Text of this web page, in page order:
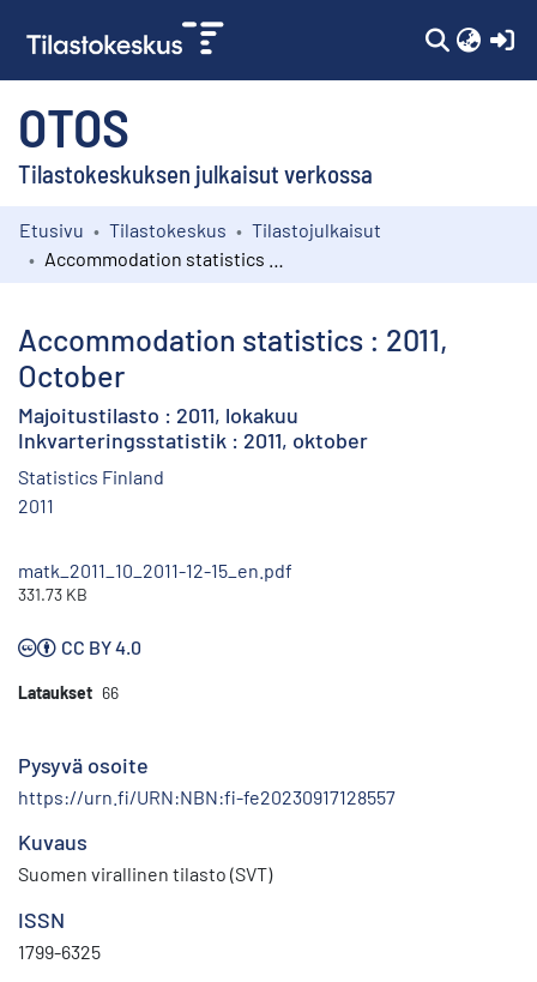
OTOS
Tilastokeskuksen julkaisut verkossa
Kokoelmat
Etusivu Tilastokeskus
Tilastojulkaisut
Accommodation statistics : 2011,
October
Majoitustilasto : 2011, lokakuu
Inkvarteringsstatistik : 2011, oktober
Statistics Finland
2011
matk_2011_10_2011-12-15_en.pdf
331.73 KB
CC BY 4.0
Lataukset 66
Pysyvä osoite
https://urn.fi/URN:NBN:fi-fe20230917128557
Kuvaus
Suomen virallinen tilasto (SVT)
ISSN
1799-6325